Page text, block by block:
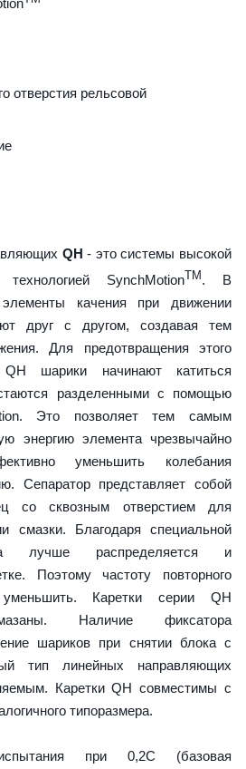
отверстия рельсовой
QH - это системы высокой
SynchMotionTM . В
качения при движении
друг с другом, создавая тем
Для предотвращения этого
шарики начинают катиться
разделенными с помощью
Это позволяет тем самым
энергию элемента чрезвычайно
уменьшить колебания
Сепаратор представляет собой
со сквозным отверстием для
смазки. Благодаря специальной
лучше распределяется и
Поэтому частоту повторного
Каретки серии QH
Наличие фиксатора
шариков при снятии блока с
тип линейных направляющих
Каретки QH совместимы с
типоразмера.
при 0,2C (базовая